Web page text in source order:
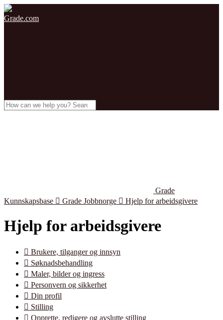
Grade.com
Grade
Kunnskapsbase  Grade Jobbnorge  Hjelp for arbeidsgivere
Hjelp for arbeidsgivere
 Brukere, tilganger og innsyn
 Søknadsbehandling
 Maler, bilder og ingress
 Personvern og sikkerhet
 Din profil
 Stilling
 Opprette, redigere og avslutte stilling